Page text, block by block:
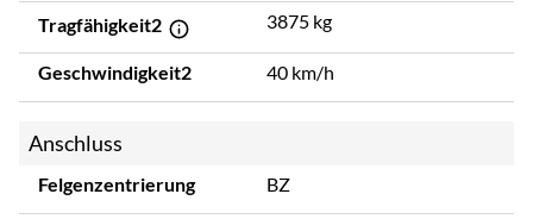
Tragfähigkeit2 3875 kg
Geschwindigkeit2 40 km/h
Anschluss
Felgenzentrierung BZ